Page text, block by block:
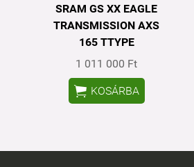
SRAM GS XX EAGLE
TRANSMISSION AXS
165 TTYPE
1 011 000 Ft
 KOSÁRBA